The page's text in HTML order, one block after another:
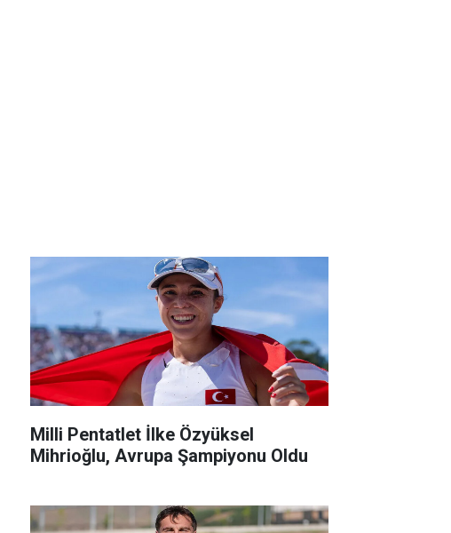
Milli Pentatlet İlke Özyüksel
Mihrioğlu, Avrupa Şampiyonu Oldu